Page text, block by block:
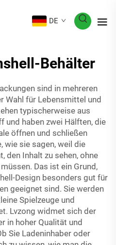
DE
Behälter
sind in mehreren
Wahl für Lebensmittel und
typischerweise aus
haben zwei Hälften, die
öffnen und schließen
wie sie sagen, weil die
den Inhalt zu sehen, ohne
Das ist ein Grund,
Design besonders gut für
geeignet sind. Sie werden
Spielzeuge und
Lvzong widmet sich der
in hoher Qualität und
Sie Ladeninhaber oder